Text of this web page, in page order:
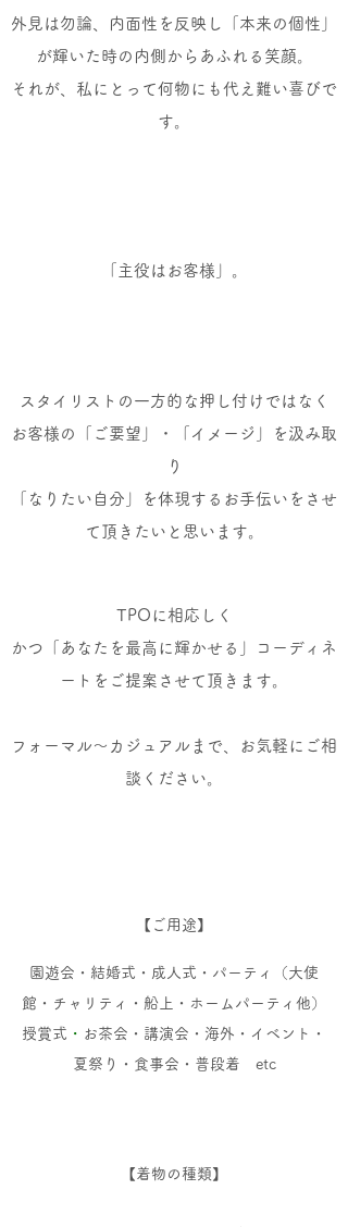
外見は勿論、内面性を反映し「本来の個性」
が輝いた時の内側からあふれる笑顔。
それが、私にとって何物にも代え難い喜びで
す。
「主役はお客様」。
スタイリストの一方的な押し付けではなく
お客様の「ご要望」・「イメージ」を汲み取
り
「なりたい自分」を体現するお手伝いをさせ
て頂きたいと思います。
TPOに相応しく
かつ「あなたを最高に輝かせる」コーディネ
ートをご提案させて頂きます。
フォーマル～カジュアルまで、お気軽にご相
談ください。
【ご用途】
園遊会・結婚式・成人式・パーティ（大使
館・チャリティ・船上・ホームパーティ 他）
授賞式 ・ お茶会・講演会・海外・イベント・
夏祭り・食事会・普段着 etc
【着物の種類】